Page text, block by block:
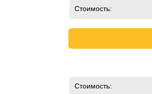
Стоимость:
Стоимость: